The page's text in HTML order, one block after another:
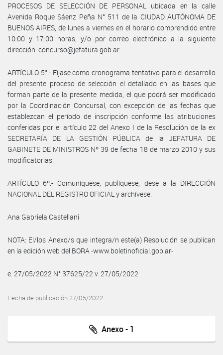
PROCESOS DE SELECCIÓN DE PERSONAL ubicada en la calle
Avenida Roque Sáenz Peña N° 511 de la CIUDAD AUTÓNOMA DE
BUENOS AIRES, de lunes a viernes en el horario comprendido entre
10:00 y 17:00 horas, y/o por correo electrónico a la siguiente
dirección: concurso@jefatura.gob.ar.
ARTÍCULO 5°.- Fíjase como cronograma tentativo para el desarrollo
del presente proceso de selección el detallado en las bases que
forman parte de la presente medida, el que podrá ser modificado
por la Coordinación Concursal, con excepción de las fechas que
establezcan el período de inscripción conforme las atribuciones
conferidas por el artículo 22 del Anexo I de la Resolución de la ex
SECRETARÍA DE LA GESTIÓN PÚBLICA de la JEFATURA DE
GABINETE DE MINISTROS Nº 39 de fecha 18 de marzo 2010 y sus
modificatorias.
ARTÍCULO 6º.- Comuníquese, publíquese, dese a la DIRECCIÓN
NACIONAL DEL REGISTRO OFICIAL y archívese.
Ana Gabriela Castellani
NOTA: El/los Anexo/s que integra/n este(a) Resolución se publican
en la edición web del BORA -www.boletinoficial.gob.ar-
e. 27/05/2022 N° 37625/22 v. 27/05/2022
Fecha de publicación 27/05/2022
Anexo - 1